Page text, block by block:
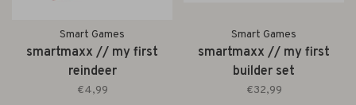
Smart Games
smartmaxx // my first
reindeer
€4,99
Smart Games
smartmaxx // my first
builder set
€32,99